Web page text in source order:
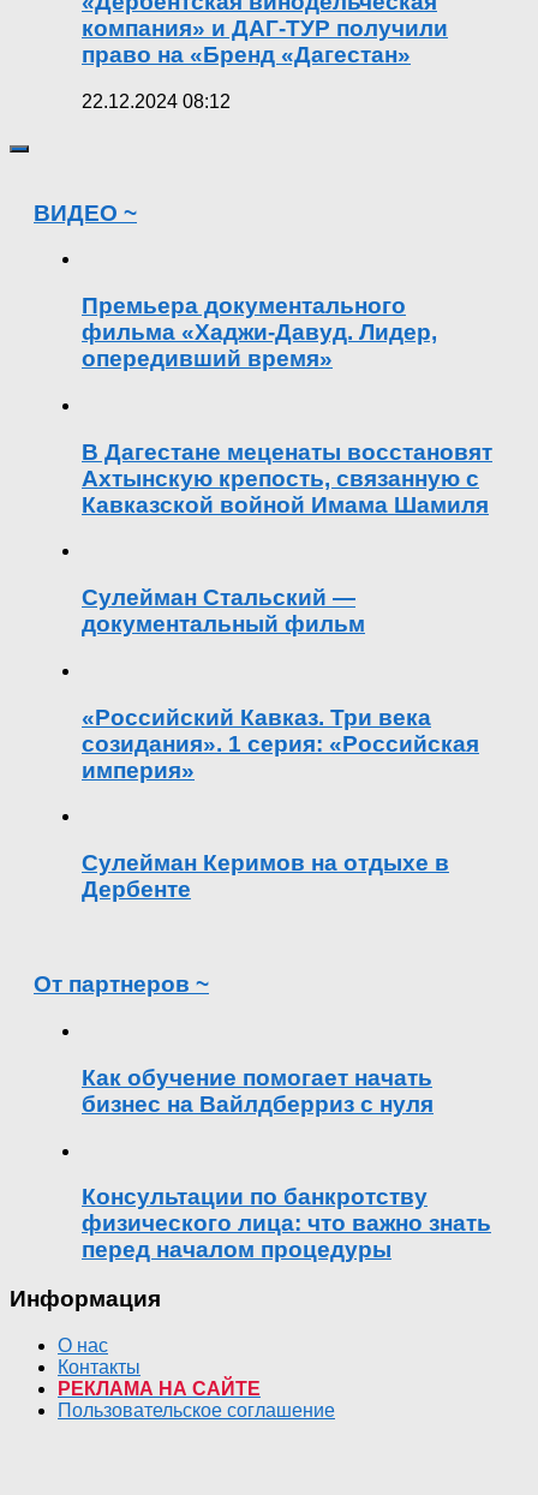
компания» и ДАГ-ТУР получили
право на «Бренд «Дагестан»
22.12.2024 08:12
ВИДЕО ~
Премьера документального
фильма «Хаджи-Давуд. Лидер,
опередивший время»
В Дагестане меценаты восстановят
Ахтынскую крепость, связанную с
Кавказской войной Имама Шамиля
Сулейман Стальский —
документальный фильм
«Российский Кавказ. Три века
созидания». 1 серия: «Российская
империя»
Сулейман Керимов на отдыхе в
Дербенте
От партнеров ~
Как обучение помогает начать
бизнес на Вайлдберриз с нуля
Консультации по банкротству
физического лица: что важно знать
перед началом процедуры
Информация
О нас
Контакты
РЕКЛАМА НА САЙТЕ
Пользовательское соглашение